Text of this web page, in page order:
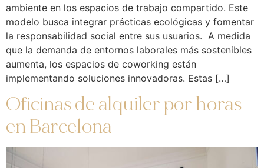
ambiente en los espacios de trabajo compartido. Este
modelo busca integrar prácticas ecológicas y fomentar
la responsabilidad social entre sus usuarios. A medida
que la demanda de entornos laborales más sostenibles
aumenta, los espacios de coworking están
implementando soluciones innovadoras. Estas […]
Oficinas de alquiler por horas
en Barcelona